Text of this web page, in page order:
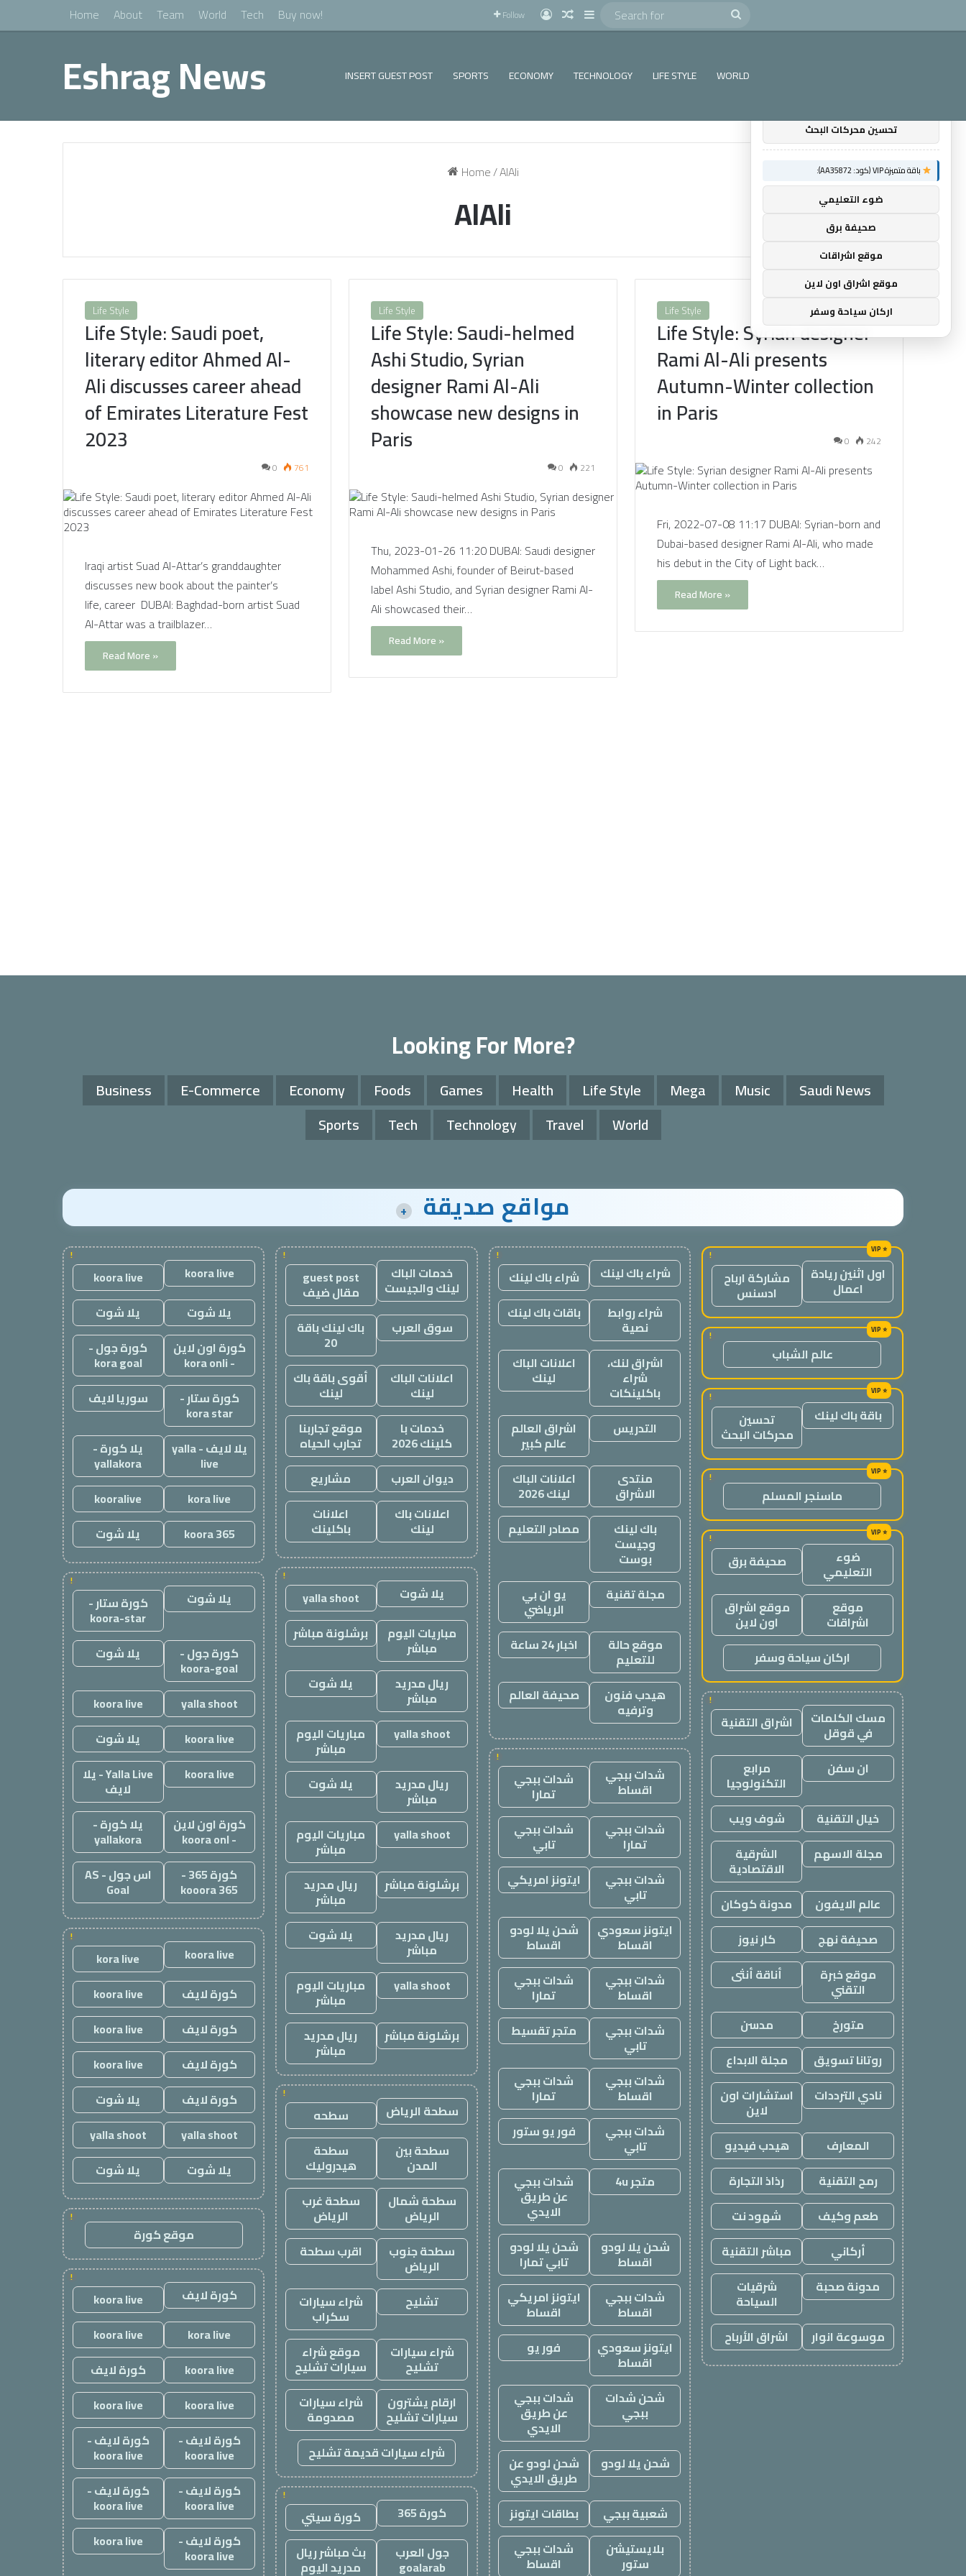
Home About Team World Tech Buy now! Follow Log InRandom Article
Sidebar
Search
Eshrag News INSERT GUEST POST SPORTS ECONOMY TECHNOLOGY LIFE STYLE WORLD
Home/AlAli
AlAli
Life Style
Life Style: Saudi poet,
literary editor Ahmed Al-
Ali discusses career ahead
of Emirates Literature Fest
2023
0 761
Iraqi artist Suad Al-Attar’s granddaughter
discusses new book about the painter’s
life, career DUBAI: Baghdad-born artist Suad
Al-Attar was a trailblazer…
Read More »
Life Style
Life Style: Saudi-helmed
Ashi Studio, Syrian
designer Rami Al-Ali
showcase new designs in
Paris
0 221
Thu, 2023-01-26 11:20 DUBAI: Saudi designer
Mohammed Ashi, founder of Beirut-based
label Ashi Studio, and Syrian designer Rami Al-
Ali showcased their…
Read More »
Life Style
Life Style: Syrian designer
Rami Al-Ali presents
Autumn-Winter collection
in Paris
0 242
Fri, 2022-07-08 11:17 DUBAI: Syrian-born and
Dubai-based designer Rami Al-Ali, who made
his debut in the City of Light back…
Read More »
Looking For More?
Business E-Commerce Economy Foods Games Health Life Style Mega Music
Saudi News
Sports
Tech Technology Travel World
مواقع صديقة +
!
اول اثنين ريادة
اعمال مشاركة ارباح
ادسنس
!
عالم الشباب
!
باقة باك لينك تحسين
محركات البحث
!
ماسنجر المسلم
!
ضوء
التعليمي صحيفة برق
موقع
اشراقات
موقع اشراق
اون لاين
اركان سياحة وسفر
!
مسك الكلمات
في قوقل اشراق التقنية
ان سفن مرابع
التكنولوجيا
خيال التقنية
شوف ويب
مجلة الاسهم
الشرقية
الاقتصادية
عالم الايفون
مدونة كوكان
صحيفة نهج
كار نيوز
موقع خبرة
التقني
أناقة أنثى
متورخ
مدسن
روتانا تسويق
مجلة الابداع
نادي الترددات
استشارات اون
لاين
المعارف
هيدب فيديو
رمح التقنية
رذاذ التجارة
طعم وكيف
شهود نت
أركاني
مباشر التقنية
مدونة صحبة
شرقيات
السياحة
موسوعة انوار
اشراق الأرباح
!
شراء باك لينك
شراء باك لينك
شراء روابط
نصية
باقات باك لينك
اشراق لنك،
شراء
باكلينكات
اعلانات الباك
لينك
التدريس اشراق العالم
عالم كبير
منتدى
الاشراق
اعلانات الباك
لينك 2026
باك لينك
وجيست
بوست
مصادر التعليم
مجلة تقنية يو ان بي
الرياضي
موقع حالة
للتعليم
اخبار 24 ساعة
هيدب فنون
وترفيه
صحيفة العالم
!
شدات ببجي
اقساط شدات ببجي
تمارا
شدات ببجي
تمارا
شدات ببجي
تابي
شدات ببجي
تابي
ايتونز امريكي
ايتونز سعودي
اقساط
شحن يلا لودو
اقساط
شدات ببجي
اقساط
شدات ببجي
تمارا
شدات ببجي
تابي
متجر تقسيط
شدات ببجي
اقساط
شدات ببجي
تمارا
شدات ببجي
تابي
فور يو ستور
متجر 4u شدات ببجي
عن طريق
الايدي
شحن يلا لودو
اقساط
شحن يلا لودو
تابي تمارا
شدات ببجي
اقساط
ايتونز امريكي
اقساط
ايتونز سعودي
اقساط
فور يو
شحن شدات
ببجي
شدات ببجي
عن طريق
الايدي
شحن يلا لودو
شحن لودو عن
طريق الايدي
شعبية ببجي
بطاقات ايتونز
بلايستيشن
ستور
شدات ببجي
اقساط
!
خدمات الباك
لينك والجيست guest post
مقال ضيف
سوق العرب
باك لينك باقة
20
اعلانات الباك
لينك
أقوى باقة باك
لينك
خدمات با
كلينك 2026
موقع تجاربنا
تجارب الحياه
ديوان العرب
مشاريع
اعلانات باك
لينك
اعلانات
باكلينك
!
يلا شوت
yalla shoot
مباريات اليوم
مباشر
برشلونة مباشر
ريال مدريد
مباشر
يلا شوت
yalla shoot مباريات اليوم
مباشر
ريال مدريد
مباشر
يلا شوت
yalla shoot مباريات اليوم
مباشر
برشلونة مباشر
ريال مدريد
مباشر
ريال مدريد
مباشر
يلا شوت
yalla shoot مباريات اليوم
مباشر
برشلونة مباشر
ريال مدريد
مباشر
!
سطحة الرياض
سطحه
سطحة بين
المدن
سطحة
هيدروليك
سطحة شمال
الرياض
سطحة غرب
الرياض
سطحة جنوب
الرياض
اقرب سطحة
تشليح شراء سيارات
سكراب
شراء سيارات
تشليح
موقع شراء
سيارات تشليح
ارقام يشترون
سيارات تشليح
شراء سيارات
مصدومة
شراء سيارات قديمة تشليح
!
كورة 365
كورة سيتي
جول العرب
goalarab
بث مباشر ريال
مدريد اليوم
!
koora live
koora live
يلا شوت
يلا شوت
كورة اون لاين
- kora onli
كورة جول -
kora goal
كورة ستار -
kora star
سوريا لايف
يلا لايف - yalla
live
يلا كورة -
yallakora
kora live
kooralive
koora 365
يلا شوت
!
يلا شوت كورة ستار -
koora-star
كورة جول -
koora-goal
يلا شوت
yalla shoot
koora live
koora live
يلا شوت
koora live
Yalla Live - يلا
لايف
كورة اون لاين
- koora onl
يلا كورة -
yallakora
كورة 365 -
kooora 365
اس جول - AS
Goal
!
koora live
kora live
كورة لايف
koora live
كورة لايف
koora live
كورة لايف
koora live
كورة لايف
يلا شوت
yalla shoot
yalla shoot
يلا شوت
يلا شوت
!
موقع كورة
!
كورة لايف
koora live
kora live
koora live
koora live
كورة لايف
koora live
koora live
كورة لايف -
koora live
كورة لايف -
koora live
كورة لايف -
koora live
كورة لايف -
koora live
كورة لايف -
koora live
koora live
توصيات : ×
تحسين محركات البحث
باقة متميزة VIP (كود: AA35872):
ضوء التعليمي
صحيفة برق
موقع اشراقات
موقع اشراق اون لاين
اركان سياحة وسفر